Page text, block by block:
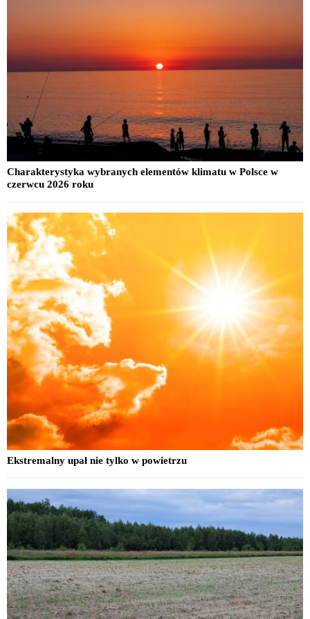
Charakterystyka wybranych elementów klimatu w Polsce w
czerwcu 2026 roku
Ekstremalny upał nie tylko w powietrzu